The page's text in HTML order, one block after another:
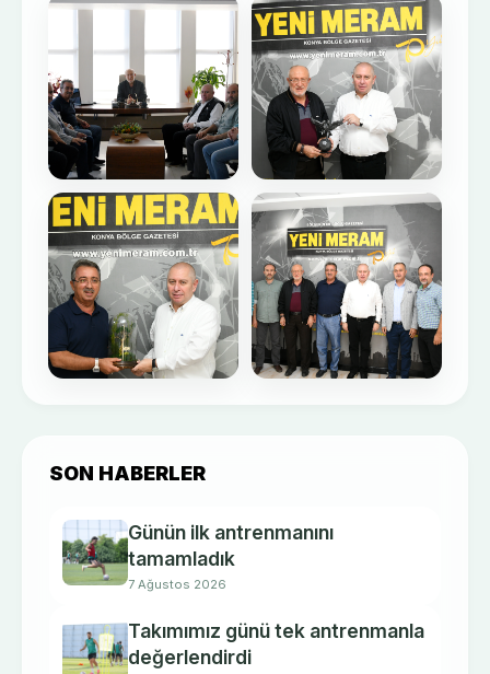
SON HABERLER
Günün ilk antrenmanını
tamamladık
7 Ağustos 2026
Takımımız günü tek antrenmanla
değerlendirdi